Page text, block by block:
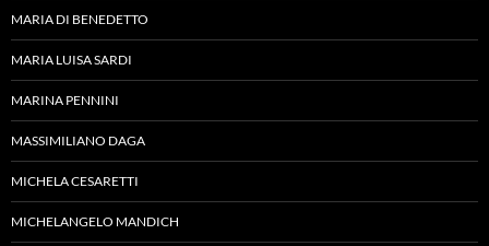
MARIA DI BENEDETTO
MARIA LUISA SARDI
MARINA PENNINI
MASSIMILIANO DAGA
MICHELA CESARETTI
MICHELANGELO MANDICH